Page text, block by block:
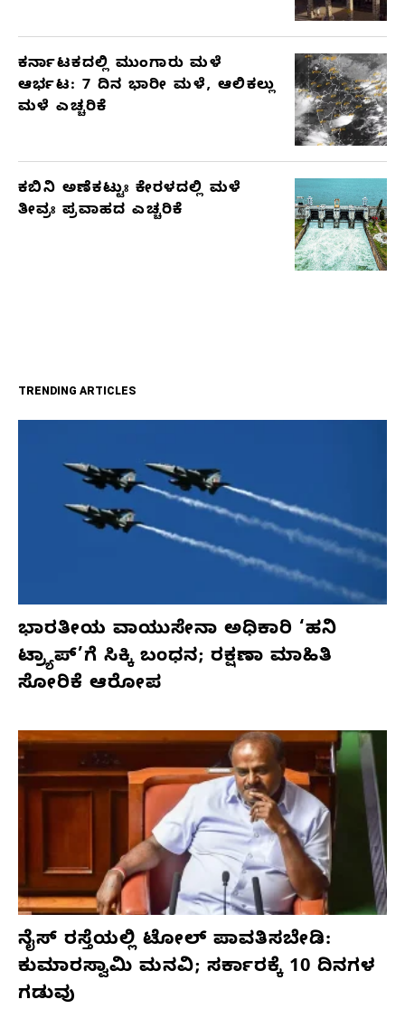
ಕರ್ನಾಟಕದಲ್ಲಿ ಮುಂಗಾರು ಮಳೆ
ಆರ್ಭಟ: 7 ದಿನ ಭಾರೀ ಮಳೆ, ಆಲಿಕಲ್ಲು
ಮಳೆ ಎಚ್ಚರಿಕೆ
ಕಬಿನಿ ಅಣೆಕಟ್ಟುಃ ಕೇರಳದಲ್ಲಿ ಮಳೆ
ತೀವ್ರಃ ಪ್ರವಾಹದ ಎಚ್ಚರಿಕೆ
TRENDING ARTICLES
ಭಾರತೀಯ ವಾಯುಸೇನಾ ಅಧಿಕಾರಿ ‘ಹನಿ
ಟ್ರ್ಯಾಪ್’ಗೆ ಸಿಕ್ಕಿ ಬಂಧನ; ರಕ್ಷಣಾ ಮಾಹಿತಿ
ಸೋರಿಕೆ ಆರೋಪ
ನೈಸ್ ರಸ್ತೆಯಲ್ಲಿ ಟೋಲ್ ಪಾವತಿಸಬೇಡಿ:
ಕುಮಾರಸ್ವಾಮಿ ಮನವಿ; ಸರ್ಕಾರಕ್ಕೆ 10 ದಿನಗಳ
ಗಡುವು